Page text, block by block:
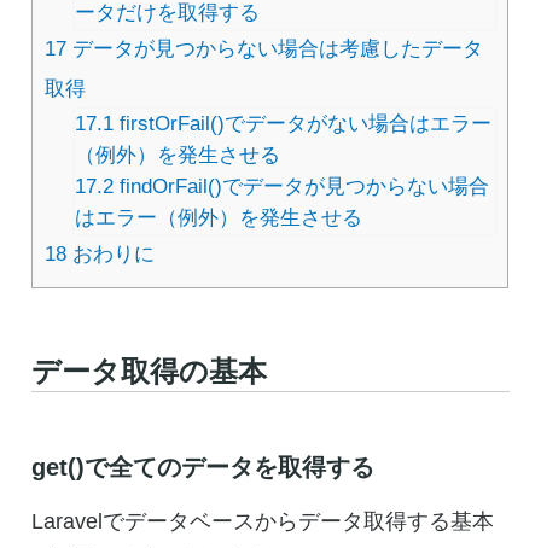
ータだけを取得する
17 データが見つからない場合は考慮したデータ
取得
17.1 firstOrFail()でデータがない場合はエラー
（例外）を発生させる
17.2 findOrFail()でデータが見つからない場合
はエラー（例外）を発生させる
18 おわりに
データ取得の基本
get()で全てのデータを取得する
Laravelでデータベースからデータ取得する基本